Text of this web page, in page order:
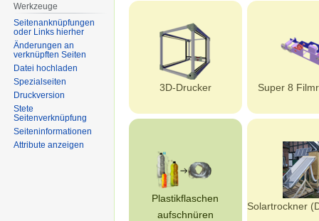
3D-Drucker Super 8
Plastikflaschen
aufschnüren
Solartrockner
Werkzeuge
Seitenanknüpfungen
oder Links hierher
Änderungen an
verknüpften Seiten
Datei hochladen
Spezialseiten
Druckversion
Stete
Seitenverknüpfung
Seiten­informationen
Attribute anzeigen